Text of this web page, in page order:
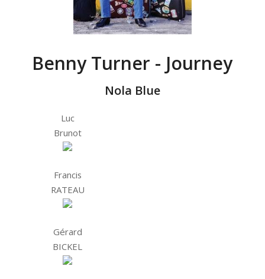
Benny Turner - Journey
Nola Blue
Luc
Brunot
Francis
RATEAU
Gérard
BICKEL